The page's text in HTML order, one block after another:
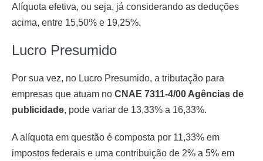
Alíquota efetiva, ou seja, já considerando as deduções
acima, entre 15,50% e 19,25%.
Lucro Presumido
Por sua vez, no Lucro Presumido, a tributação para
empresas que atuam no CNAE 7311-4/00 Agências de
publicidade, pode variar de 13,33% a 16,33%.
A alíquota em questão é composta por 11,33% em
impostos federais e uma contribuição de 2% a 5% em